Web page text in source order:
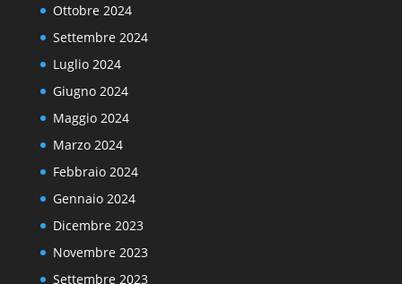
Ottobre 2024
Settembre 2024
Luglio 2024
Giugno 2024
Maggio 2024
Marzo 2024
Febbraio 2024
Gennaio 2024
Dicembre 2023
Novembre 2023
Settembre 2023